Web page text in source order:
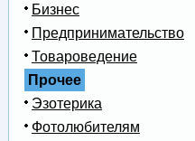
Бизнес
Предпринимательство
Товароведение
Прочее
Эзотерика
Фотолюбителям